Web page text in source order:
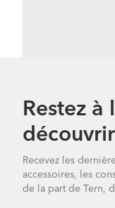
Restez à
Recevez les
accessoires, les
de la part de Tern,